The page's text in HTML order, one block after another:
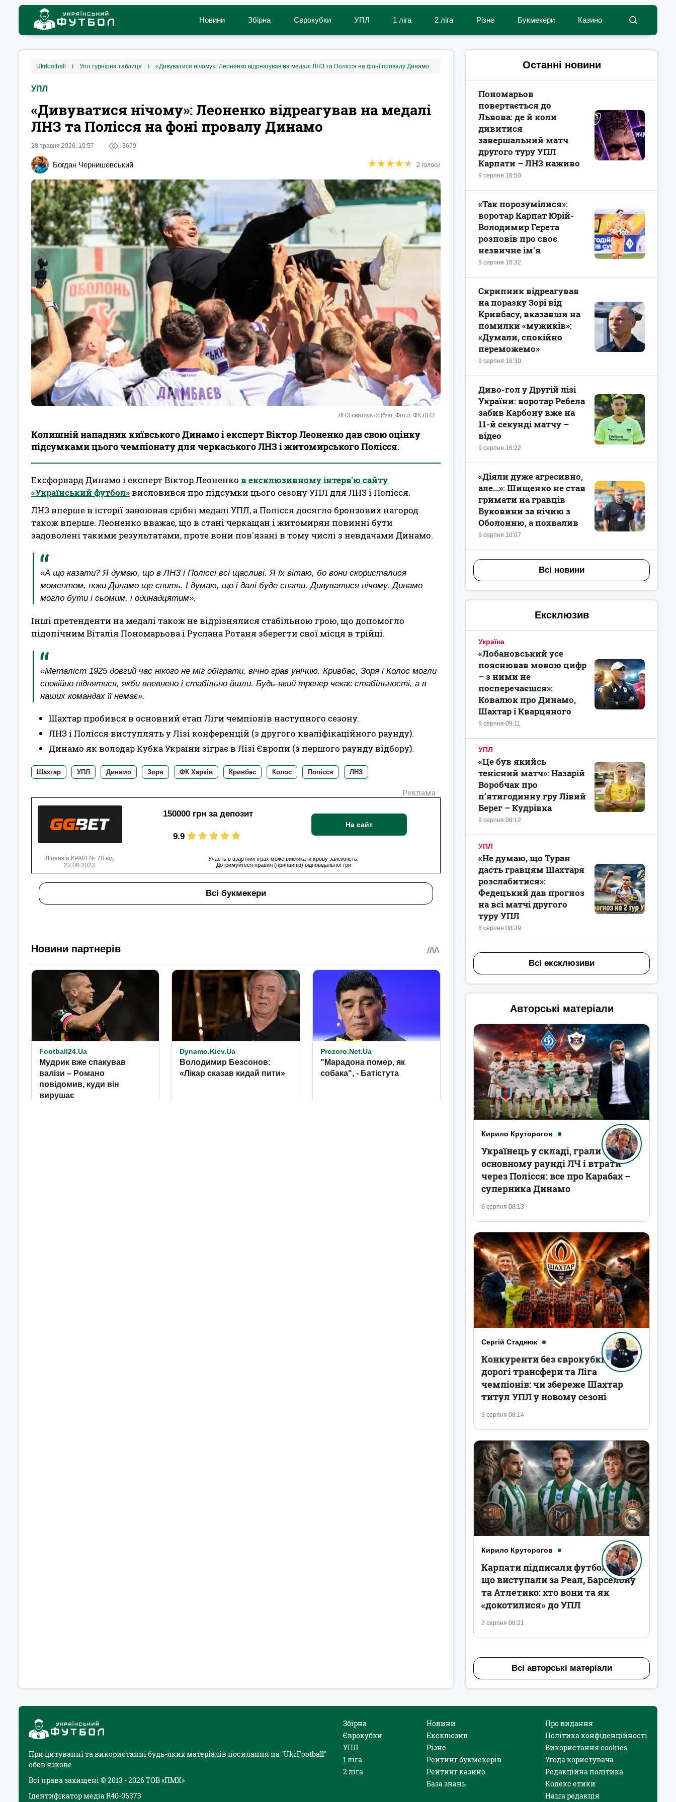
Новини Збірна Єврокубки УПЛ 1 ліга 2 ліга Різне Букмекери Казино
ukrfootball упл турнірна таблиця «Дивуватися нічому»: Леоненко відреагував на медалі ЛНЗ та Полісся на фоні провалу Динамо
УПЛ
«Дивуватися нічому»: Леоненко відреагував на медалі
ЛНЗ та Полісся на фоні провалу Динамо
28 травня 2026, 10:57 3679
Богдан Чернишевський ★★★★★
★★★★★ 2 голоси
ЛНЗ святкує срібло. Фото: ФК ЛНЗ
Колишній нападник київського Динамо і експерт Віктор Леоненко дав свою оцінку
підсумками цього чемпіонату для черкаського ЛНЗ і житомирського Полісся.
Ексфорвард Динамо і експерт Віктор Леоненко в ексклюзивному інтерв'ю сайту
«Український футбол»висловився про підсумки цього сезону УПЛ для ЛНЗ і Полісся.
ЛНЗ вперше в історії завоював срібні медалі УПЛ, а Полісся досягло бронзових нагород
також вперше. Леоненко вважає, що в стані черкащан і житомирян повинні бути
задоволені такими результатами, проте вони пов'язані в тому числі з невдачами Динамо.
«А що казати? Я думаю, що в ЛНЗ і Поліссі всі щасливі. Я їх вітаю, бо вони скористалися
моментом, поки Динамо ще спить. І думаю, що і далі буде спати. Дивуватися нічому. Динамо
могло бути і сьомим, і одинадцятим».
Інші претенденти на медалі також не відрізнялися стабільною грою, що допомогло
підопічним Віталія Пономарьова і Руслана Ротаня зберегти свої місця в трійці.
«Металіст 1925 довгий час нікого не міг обіграти, вічно грав унічию. Кривбас, Зоря і Колос могли
спокійно піднятися, якби впевнено і стабільно йшли. Будь-який тренер чекає стабільності, а в
наших командах її немає».
Шахтар пробився в основний етап Ліги чемпіонів наступного сезону.
ЛНЗ і Полісся виступлять у Лізі конференцій (з другого кваліфікаційного раунду).
Динамо як володар Кубка України зіграє в Лізі Європи (з першого раунду відбору).
Шахтар УПЛ Динамо Зоря ФК Харків Кривбас Колос Полісся ЛНЗ
Реклама
150000 грн за депозит
9.9
На сайт
Ліцензія КРАІЛ № 78 від
23.08.2023
Участь в азартних іграх може викликати ігрову залежність.
Дотримуйтеся правил (принципів) відповідальної гри
Всі букмекери
Останні новини
9 серпня 16:50
Пономарьов
повертається до
Львова: де й коли
дивитися
завершальний матч
другого туру УПЛ
Карпати – ЛНЗ наживо
9 серпня 16:32
«Так порозумілися»:
воротар Карпат Юрій-
Володимир Герета
розповів про своє
незвичне ім'я
9 серпня 16:30
Скрипник відреагував
на поразку Зорі від
Кривбасу, вказавши на
помилки «мужиків»:
«Думали, спокійно
переможемо»
9 серпня 16:22
Диво-гол у Другій лізі
України: воротар Ребела
забив Карбону вже на
11-й секунді матчу –
відео
9 серпня 16:07
«Діяли дуже агресивно,
але...»: Шищенко не став
гримати на гравців
Буковини за нічию з
Оболонню, а похвалив
Всі новини
Ексклюзив
Україна
9 серпня 09:11
«Лобановський усе
пояснював мовою цифр
– з ними не
посперечаєшся»:
Ковалюк про Динамо,
Шахтар і Кварцяного
УПЛ
9 серпня 08:12
«Це був якийсь
тенісний матч»: Назарій
Воробчак про
п’ятигодинну гру Лівий
Берег – Кудрівка
УПЛ
8 серпня 08:39
«Не думаю, що Туран
дасть гравцям Шахтаря
розслабитися»:
Федецький дав прогноз
на всі матчі другого
туру УПЛ
Всі ексклюзиви
Авторські матеріали
Кирило Круторогов
6 серпня 08:13
Українець у складі, грали в
основному раунді ЛЧ і втрати
через Полісся: все про Карабах –
суперника Динамо
Сергій Стаднюк
3 серпня 08:14
Конкуренти без єврокубків,
дорогі трансфери та Ліга
чемпіонів: чи збереже Шахтар
титул УПЛ у новому сезоні
Кирило Круторогов
2 серпня 08:21
Карпати підписали футболістів,
що виступали за Реал, Барселону
та Атлетико: хто вони та як
«докотилися» до УПЛ
Всі авторські матеріали
При цитуванні та використанні будь-яких матеріалів посилання на "UkrFootball"
обов'язкове
Всі права захищені © 2013 - 2026 ТОВ «ПМХ»
Ідентифікатор медіа R40-06373
Збірна
Єврокубки
УПЛ
1 ліга
2 ліга
Новини
Ексклюзив
Різне
Рейтинг букмекерів
Рейтинг казино
База знань
Про видання
Політика конфіденційності
Використання cookies
Угода користувача
Редакційна політика
Кодекс етики
Наша редакція